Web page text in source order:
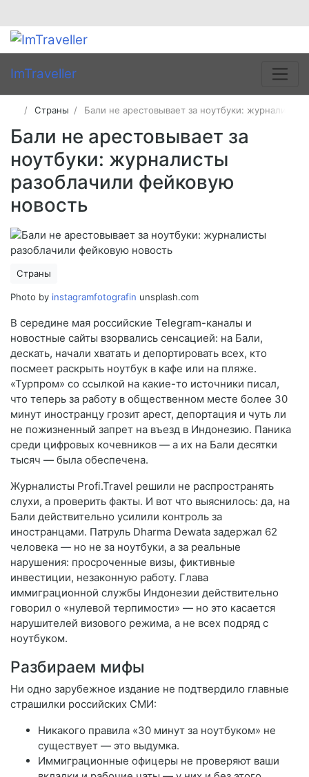
ImTraveller
Страны Бали не арестовывает за ноутбуки: журналисты
Бали не арестовывает за
ноутбуки: журналисты
разоблачили фейковую
новость
Страны
Photo by instagramfotografin unsplash.com
В середине мая российские Telegram-каналы и
новостные сайты взорвались сенсацией: на Бали,
дескать, начали хватать и депортировать всех, кто
посмеет раскрыть ноутбук в кафе или на пляже.
«Турпром» со ссылкой на какие-то источники писал,
что теперь за работу в общественном месте более 30
минут иностранцу грозит арест, депортация и чуть ли
не пожизненный запрет на въезд в Индонезию. Паника
среди цифровых кочевников — а их на Бали десятки
тысяч — была обеспечена.
Журналисты Profi.Travel решили не распространять
слухи, а проверить факты. И вот что выяснилось: да, на
Бали действительно усилили контроль за
иностранцами. Патруль Dharma Dewata задержал 62
человека — но не за ноутбуки, а за реальные
нарушения: просроченные визы, фиктивные
инвестиции, незаконную работу. Глава
иммиграционной службы Индонезии действительно
говорил о «нулевой терпимости» — но это касается
нарушителей визового режима, а не всех подряд с
ноутбуком.
Разбираем мифы
Ни одно зарубежное издание не подтвердило главные
страшилки российских СМИ:
Никакого правила «30 минут за ноутбуком» не
существует — это выдумка.
Иммиграционные офицеры не проверяют ваши